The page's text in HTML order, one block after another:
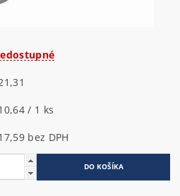
/ 1 ks
€17,59 bez DPH